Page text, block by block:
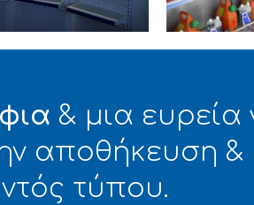
Α.Ε.Β.Ε.
& μια ευρεία
αποθήκευση &
τύπου.